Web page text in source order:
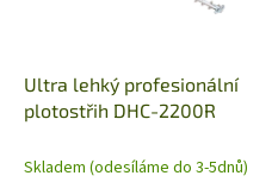
Ultra lehký profesionální
plotostřih DHC-2200R
Skladem (odesíláme do 3-5dnů)